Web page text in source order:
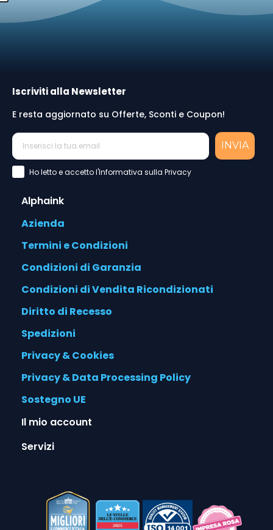
Iscriviti alla Newsletter
E resta aggiornato su Offerte, Sconti e Coupon!
INVIA
Accettazione Privacy Policy
Ho letto e accetto l'Informativa sulla Privacy
Alphaink
Azienda
Termini e Condizioni
Condizioni di Garanzia
Condizioni di Vendita Ricondizionati
Diritto di Recesso
Spedizioni
Privacy & Cookies
Privacy & Data Processing Policy
Sostegno UE
Il mio account
Servizi